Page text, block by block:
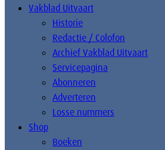
Vakblad Uitvaart
Historie
Redactie / Colofon
Archief Vakblad Uitvaart
Servicepagina
Abonneren
Adverteren
Losse nummers
Shop
Boeken